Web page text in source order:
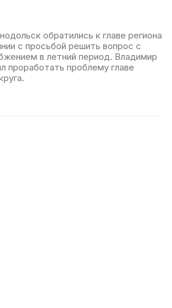
обратились к главе региона
с просьбой решить вопрос с
в летний период. Владимир
проработать проблему главе